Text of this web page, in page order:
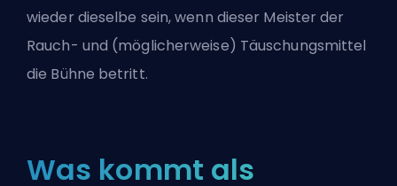
wieder dieselbe sein, wenn dieser Meister der
Rauch- und (möglicherweise) Täuschungsmittel
die Bühne betritt.
Was kommt als